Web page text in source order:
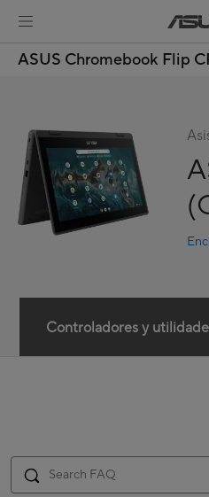
ASUS Chromebook Flip
Controladores y